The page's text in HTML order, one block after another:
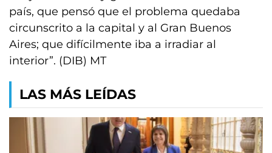
país, que pensó que el problema quedaba
circunscrito a la capital y al Gran Buenos
Aires; que difícilmente iba a irradiar al
interior”. (DIB) MT
LAS MÁS LEÍDAS